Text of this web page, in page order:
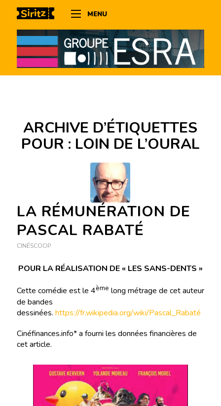
MENU
ARCHIVE D’ÉTIQUETTES
POUR : LOIN DE L’OURAL
LA RÉMUNÉRATION DE
PASCAL RABATÉ
CINÉSCOOP
POUR LA RÉALISATION DE « LES SANS-DENTS »
Cette comédie est le 4ème long métrage de cet auteur
de bandes
dessinées. https://fr.wikipedia.org/wiki/Pascal_Rabaté
Cinéfinances.info* a fourni les données financières de
cet article.